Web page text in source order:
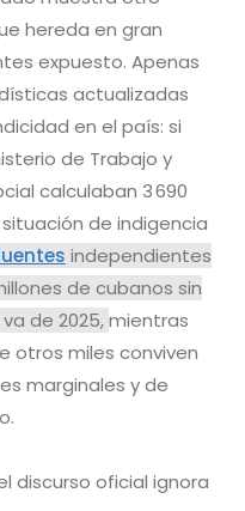
hereda en gran
expuesto. Apenas
actualizadas
en el país: si
de Trabajo y
calculaban 3 690
de indigencia
independientes
de cubanos sin
de 2025,mientras
otros miles conviven
marginales y de
discurso oficial ignora